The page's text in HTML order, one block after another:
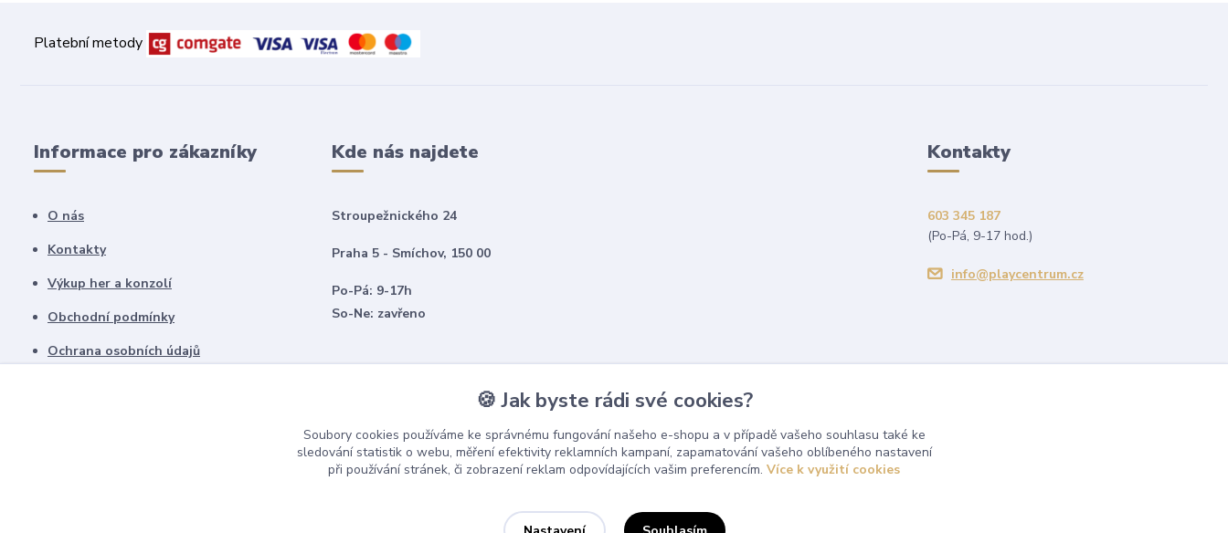
Platební metody
Informace pro zákazníky
O nás
Kontakty
Výkup her a konzolí
Obchodní podmínky
Ochrana osobních údajů
Kde nás najdete
Stroupežnického 24
Praha 5 - Smíchov, 150 00
Po-Pá: 9-17h
So-Ne: zavřeno
Kontakty
603 345 187
(Po-Pá, 9-17 hod.)
info@playcentrum.cz
🍪 Jak byste rádi své cookies?
Soubory cookies používáme ke správnému fungování našeho e-shopu a v případě vašeho souhlasu také ke
sledování statistik o webu, měření efektivity reklamních kampaní, zapamatování vašeho oblíbeného nastavení
při používání stránek, či zobrazení reklam odpovídajících vašim preferencím. Více k využití cookies